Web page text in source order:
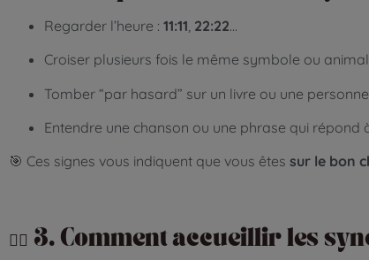
Regarder l’heure : 11:11 22:22…
Croiser plusieurs fois le même symbole ou animal
Tomber “par hasard” sur un livre ou une
Entendre une chanson ou une phrase qui répond
🎯 Ces signes vous indiquent que vous êtes sur le bon
🧘‍♀️ 3. Comment accueillir les